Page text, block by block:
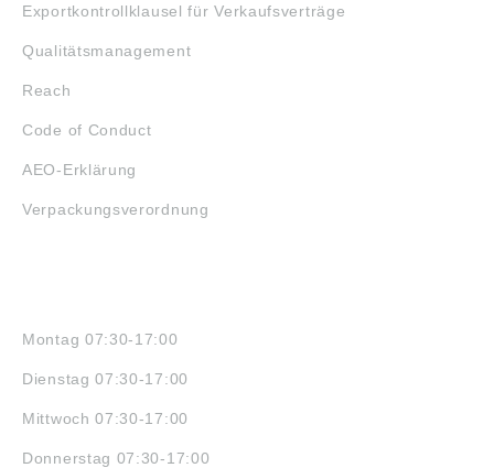
Exportkontrollklausel für Verkaufsverträge
Qualitätsmanagement
Reach
Code of Conduct
AEO-Erklärung
Verpackungsverordnung
Montag 07:30-17:00
Dienstag 07:30-17:00
Mittwoch 07:30-17:00
Donnerstag 07:30-17:00